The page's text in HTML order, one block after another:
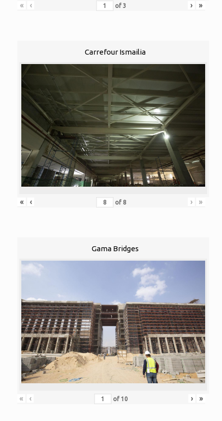
« ‹ of 3 › »
Carrefour Ismailia
« ‹ of 8 › »
Gama Bridges
« ‹ of 10 › »